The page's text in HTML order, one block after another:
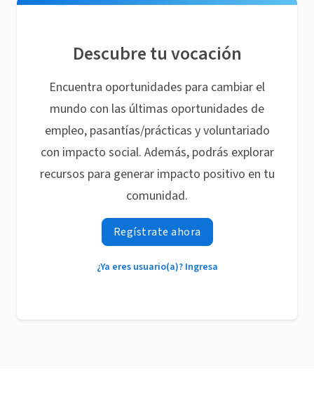
Descubre tu vocación
Encuentra oportunidades para cambiar el
mundo con las últimas oportunidades de
empleo, pasantías/prácticas y voluntariado
con impacto social. Además, podrás explorar
recursos para generar impacto positivo en tu
comunidad.
Regístrate ahora
¿Ya eres usuario(a)? Ingresa